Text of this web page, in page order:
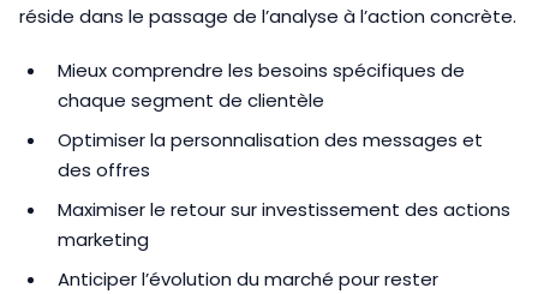
réside dans le passage de l’analyse à l’action concrète.
Mieux comprendre les besoins spécifiques de
chaque segment de clientèle
Optimiser la personnalisation des messages et
des offres
Maximiser le retour sur investissement des actions
marketing
Anticiper l’évolution du marché pour rester